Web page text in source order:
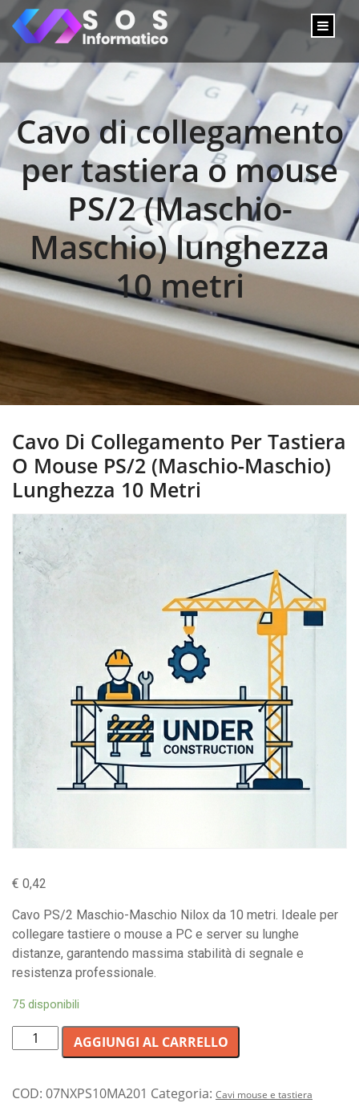
Cavo di collegamento
per tastiera o mouse
PS/2 (Maschio-
Maschio) lunghezza
10 metri
Cavo Di Collegamento Per Tastiera
O Mouse PS/2 (Maschio-Maschio)
Lunghezza 10 Metri
€ 0,42
Cavo PS/2 Maschio-Maschio Nilox da 10 metri. Ideale per
collegare tastiere o mouse a PC e server su lunghe
distanze, garantendo massima stabilità di segnale e
resistenza professionale.
75 disponibili
Cavo
di
per
AGGIUNGI AL CARRELLO
COD: 07NXPS10MA201 Categoria: Cavi mouse e tastiera